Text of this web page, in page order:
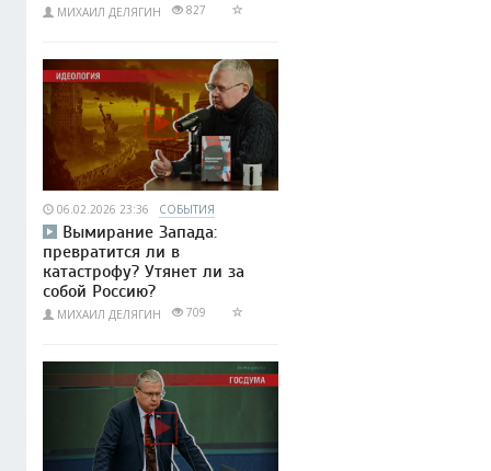
МИХАИЛ ДЕЛЯГИН 827
06.02.2026 23:36 СОБЫТИЯ
Вымирание Запада:
превратится ли в
катастрофу? Утянет ли за
собой Россию?
МИХАИЛ ДЕЛЯГИН 709